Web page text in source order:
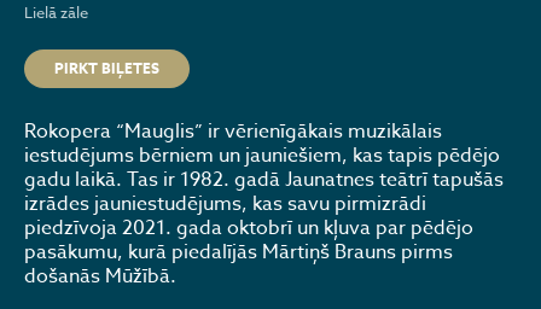
Lielā zāle
PIRKT BIĻETES
Rokopera “Mauglis” ir vērienīgākais muzikālais
iestudējums bērniem un jauniešiem, kas tapis pēdējo
gadu laikā. Tas ir 1982. gadā Jaunatnes teātrī tapušās
izrādes jauniestudējums, kas savu pirmizrādi
piedzīvoja 2021. gada oktobrī un kļuva par pēdējo
pasākumu, kurā piedalījās Mārtiņš Brauns pirms
došanās Mūžībā.